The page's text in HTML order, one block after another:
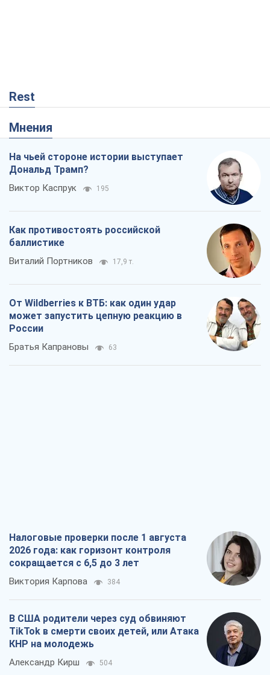
Rest
Мнения
На чьей стороне истории выступает
Дональд Трамп?
Виктор Каспрук 195
Как противостоять российской
баллистике
Виталий Портников 17,9 т.
От Wildberries к ВТБ: как один удар
может запустить цепную реакцию в
России
Братья Капрановы 63
Налоговые проверки после 1 августа
2026 года: как горизонт контроля
сокращается с 6,5 до 3 лет
Виктория Карпова 384
В США родители через суд обвиняют
TikTok в смерти своих детей, или Атака
КНР на молодежь
Александр Кирш 504